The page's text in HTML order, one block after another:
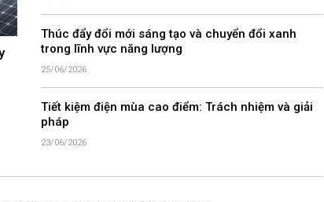
Thúc đẩy đổi mới sáng tạo và chuyển đổi xanh
trong lĩnh vực năng lượng
25/06/2026
Tiết kiệm điện mùa cao điểm: Trách nhiệm và giải
pháp
23/06/2026